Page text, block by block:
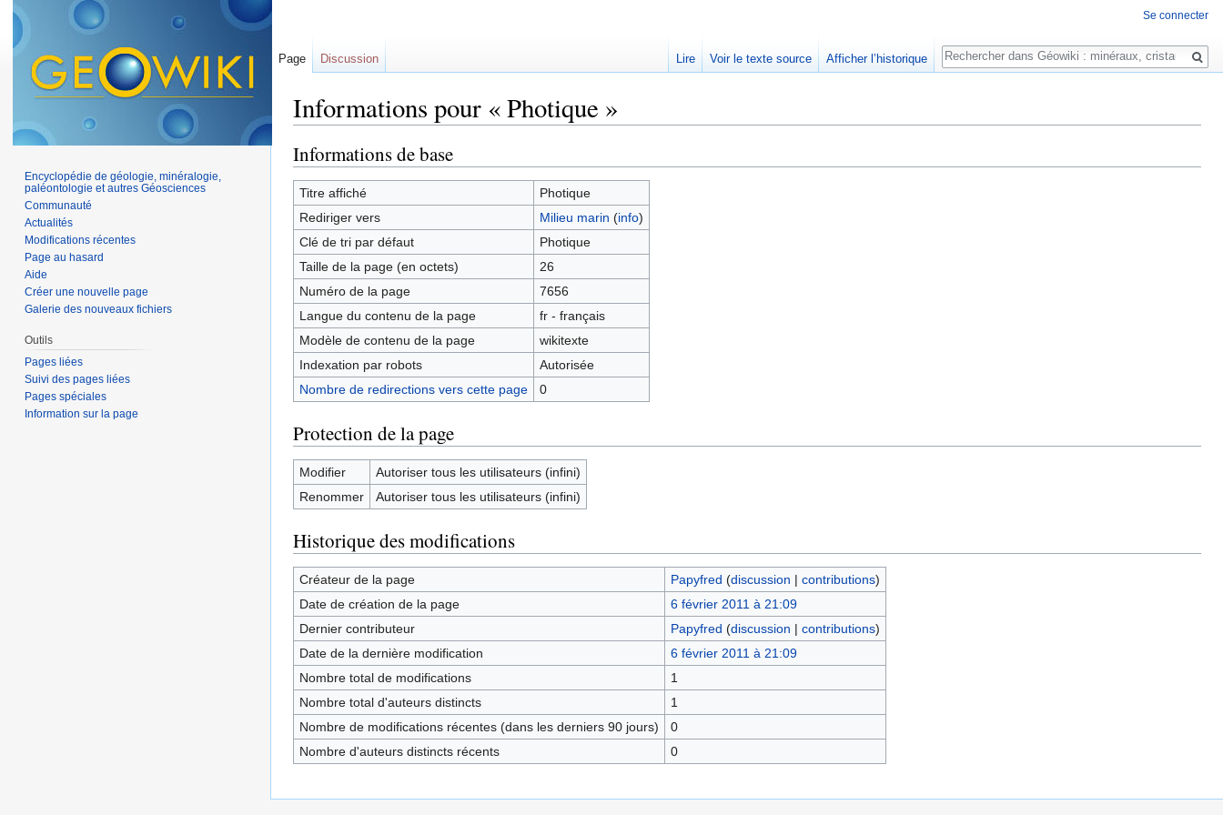
Informations pour « Photique »
Informations de base
Titre affiché
Photique
Rediriger vers
Milieu marin (info)
Clé de tri par défaut
Photique
Taille de la page (en octets)
26
Numéro de la page
7656
Langue du contenu de la page
fr - français
Modèle de contenu de la page
wikitexte
Indexation par robots
Autorisée
Nombre de redirections vers cette page
0
Protection de la page
Modifier
Autoriser tous les utilisateurs (infini)
Renommer
Autoriser tous les utilisateurs (infini)
Historique des modifications
Créateur de la page Papyfred (discussion | contributions)
Date de création de la page
6 février 2011 à 21:09
Dernier contributeur
Papyfred (discussion | contributions)
Date de la dernière modification
6 février 2011 à 21:09
Nombre total de modifications
1
Nombre total d'auteurs distincts
1
Nombre de modifications récentes (dans les derniers 90 jours)
0
Nombre d'auteurs distincts récents
0
Se connecter
Page Discussion Lire Voir le texte source Afficher l’historique
Rechercher
Encyclopédie de géologie, minéralogie,
paléontologie et autres Géosciences
Communauté
Actualités
Modifications récentes
Page au hasard
Aide
Créer une nouvelle page
Galerie des nouveaux fichiers
Outils
Pages liées
Suivi des pages liées
Pages spéciales
Information sur la page